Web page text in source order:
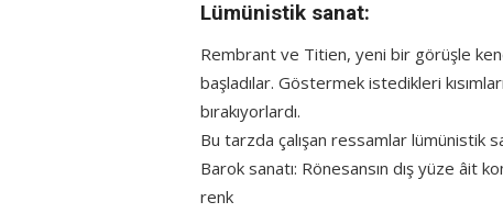
Lümünistik sanat:
Rembrant ve Titien, yeni bir görüşle
başladılar. Göstermek istedikleri
bırakıyorlardı.
Bu tarzda çalışan ressamlar lümünistik
Barok sanatı: Rönesansın dış yüze âit
renk